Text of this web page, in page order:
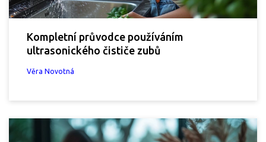
Kompletní průvodce používáním
ultrasonického čističe zubů
Věra Novotná